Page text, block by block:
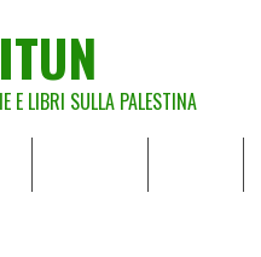
E LIBRI SULLA PALESTINA